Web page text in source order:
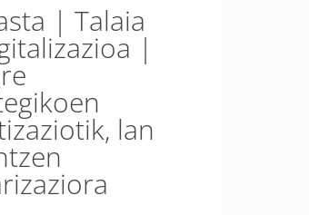
| Talaia
|
lan